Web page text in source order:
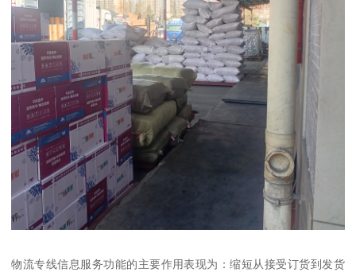
物流专线信息服务功能的主要作用表现为：缩短从接受订货到发货